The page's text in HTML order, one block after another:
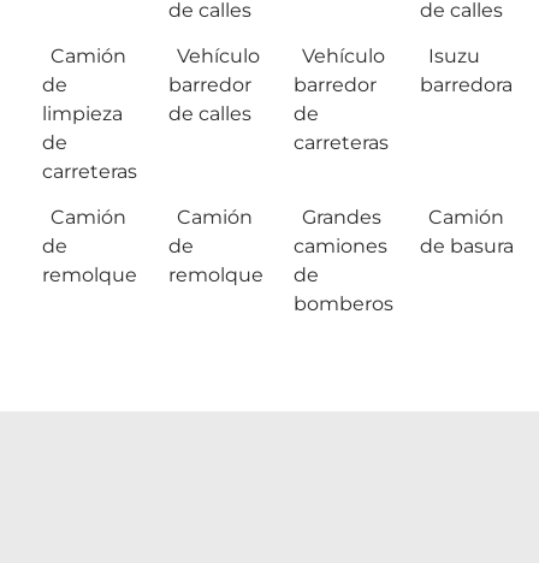
de calles
de calles
Camión
de
limpieza
de
carreteras
Vehículo
barredor
de calles
Vehículo
barredor
de
carreteras
Isuzu
barredora
Camión
de
remolque
Camión
de
remolque
Grandes
camiones
de
bomberos
Camión
de basura